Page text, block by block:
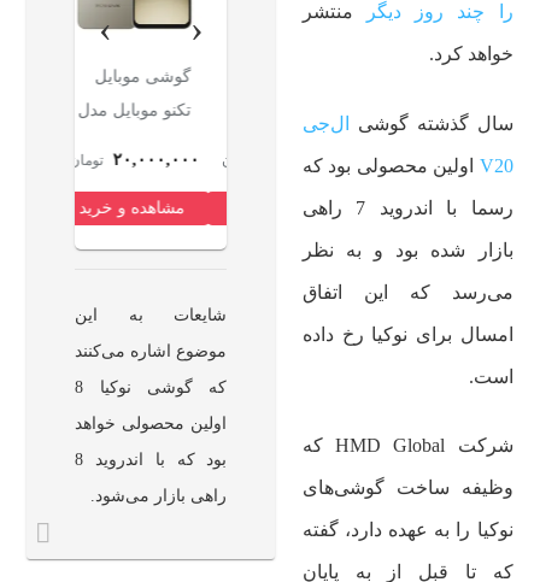
اپل مدل iPhone
ZAA تک سیم
کارت + eSim
ظرفیت 256
نات اکتیو
۳۹۹,۱۹۹,۰۰۰ تومان
مشاهده و خرید
موتورولا مدل
دو سیم کارت
گیگابایت و رم
۷۸,۹۹۹,۰۰۰
مشاهده و خرید
گوشی موبایل
تکنو موبایل مدل
ظرفیت 64
گیگابایت و رم 3
۲۰,۰۰۰,۰۰۰ تومان
مشاهده و خرید
‹
›
شایعات به این
موضوع اشاره می‌کنند
که گوشی نوکیا 8
اولین محصولی خواهد
بود که با اندروید 8
راهی بازار می‌شود.
را چند روز دیگر منتشر
خواهد کرد.
سال گذشته گوشی ال‌جی
V20 اولین محصولی بود که
رسما با اندروید 7 راهی
بازار شده بود و به نظر
می‌رسد که این اتفاق
امسال برای نوکیا رخ داده
است.
شرکت HMD Global که
وظیفه ساخت گوشی‌های
نوکیا را به عهده دارد، گفته
که تا قبل از به پایان